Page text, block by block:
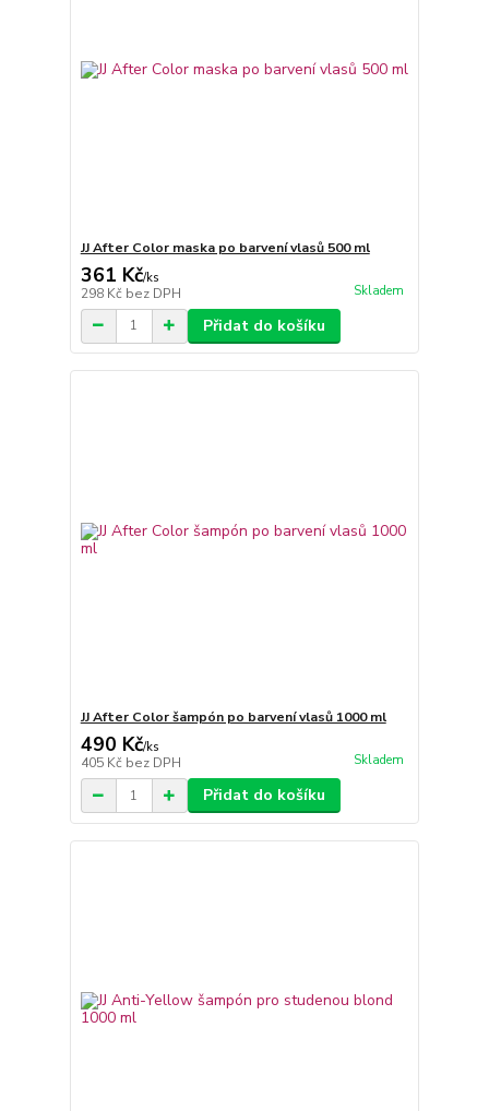
JJ After Color maska po barvení vlasů 500 ml
361 Kč/ks
298 Kč bez DPH Skladem
Přidat do košíku
JJ After Color šampón po barvení vlasů 1000 ml
490 Kč/ks
405 Kč bez DPH Skladem
Přidat do košíku